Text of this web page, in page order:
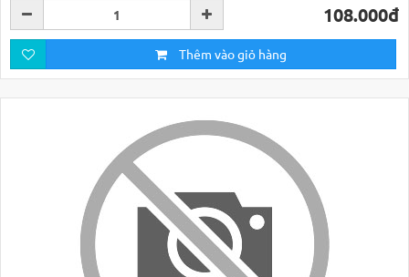
108.000đ
Thêm vào giỏ hàng